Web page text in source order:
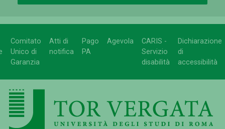
Comitato
Unico di
Garanzia
Atti di
notifica
Pago
PA
Agevola
CARIS -
Servizio
disabilità
Dichiarazione
di
accessibilità